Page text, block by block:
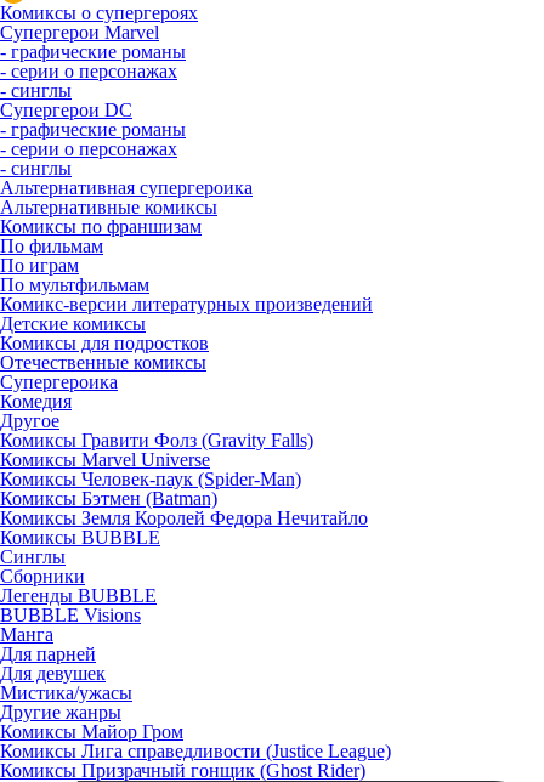
Комиксы о супергероях
Супергерои Marvel
- графические романы
- серии о персонажах
- синглы
Супергерои DC
- графические романы
- серии о персонажах
- синглы
Альтернативная супергероика
Альтернативные комиксы
Комиксы по франшизам
По фильмам
По играм
По мультфильмам
Комикс-версии литературных произведений
Детские комиксы
Комиксы для подростков
Отечественные комиксы
Супергероика
Комедия
Другое
Комиксы Гравити Фолз (Gravity Falls)
Комиксы Marvel Universe
Комиксы Человек-паук (Spider-Man)
Комиксы Бэтмен (Batman)
Комиксы Земля Королей Федора Нечитайло
Комиксы BUBBLE
Синглы
Сборники
Легенды BUBBLE
BUBBLE Visions
Манга
Для парней
Для девушек
Мистика/ужасы
Другие жанры
Комиксы Майор Гром
Комиксы Лига справедливости (Justice League)
Комиксы Призрачный гонщик (Ghost Rider)